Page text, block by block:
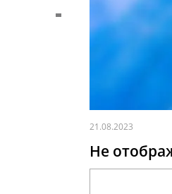
21.08.2023
Не